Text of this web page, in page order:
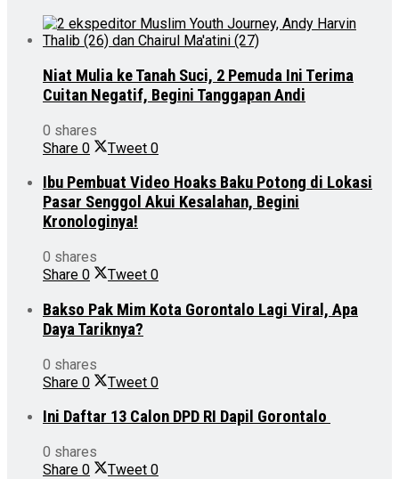
Niat Mulia ke Tanah Suci, 2 Pemuda Ini Terima
Cuitan Negatif, Begini Tanggapan Andi
0 shares
Share 0 Tweet 0
Ibu Pembuat Video Hoaks Baku Potong di Lokasi
Pasar Senggol Akui Kesalahan, Begini
Kronologinya!
0 shares
Share 0 Tweet 0
Bakso Pak Mim Kota Gorontalo Lagi Viral, Apa
Daya Tariknya?
0 shares
Share 0 Tweet 0
Ini Daftar 13 Calon DPD RI Dapil Gorontalo
0 shares
Share 0 Tweet 0